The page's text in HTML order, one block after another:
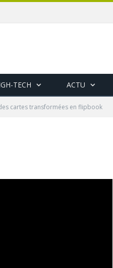
TECH ACTU
cartes transformées en flipbook